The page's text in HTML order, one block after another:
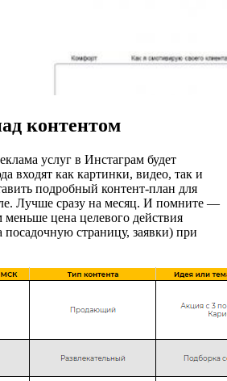
контентом
услуг в Инстаграм будет
входят как картинки, видео, так и
подробный контент-план для
Лучше сразу на месяц. И помните —
цена целевого действия
посадочную страницу, заявки) при